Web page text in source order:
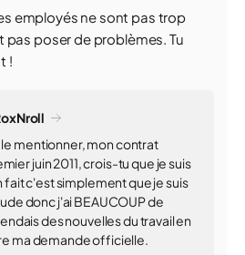
employés ne sont pas trop
pas poser de problèmes. Tu
!
mentionner, mon contrat
juin 2011, crois-tu que je suis
fait c'est simplement que je suis
donc j'ai BEAUCOUP de
des nouvelles du travail en
ma demande officielle.